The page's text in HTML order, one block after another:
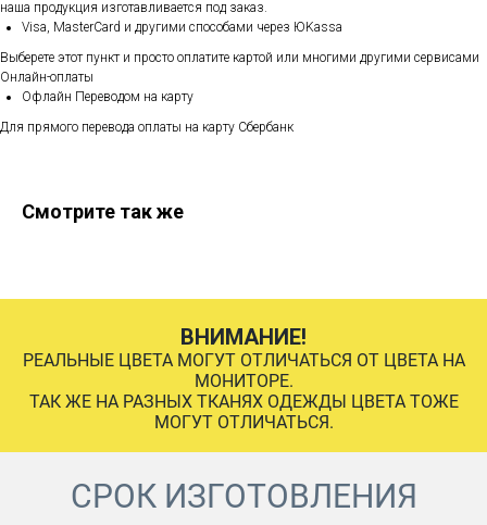
наша продукция изготавливается под заказ.
Visa, MasterCard и другими способами через ЮKassa
Выберете этот пункт и просто оплатите картой или многими другими сервисами
Онлайн-оплаты
Офлайн Переводом на карту
Для прямого перевода оплаты на карту Сбербанк
Смотрите так же
ВНИМАНИЕ!
РЕАЛЬНЫЕ ЦВЕТА МОГУТ ОТЛИЧАТЬСЯ ОТ ЦВЕТА НА
МОНИТОРЕ.
ТАК ЖЕ НА РАЗНЫХ ТКАНЯХ ОДЕЖДЫ ЦВЕТА ТОЖЕ
МОГУТ ОТЛИЧАТЬСЯ.
СРОК ИЗГОТОВЛЕНИЯ